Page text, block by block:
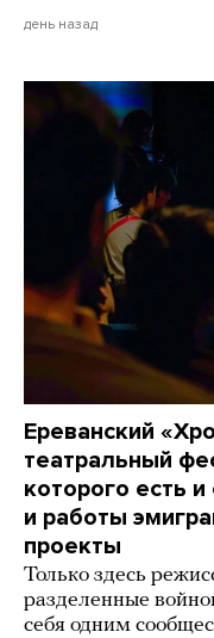
день назад
Ереванский
театральный
которого есть и
и работы
проекты
Только здесь
разделенные
себя одним